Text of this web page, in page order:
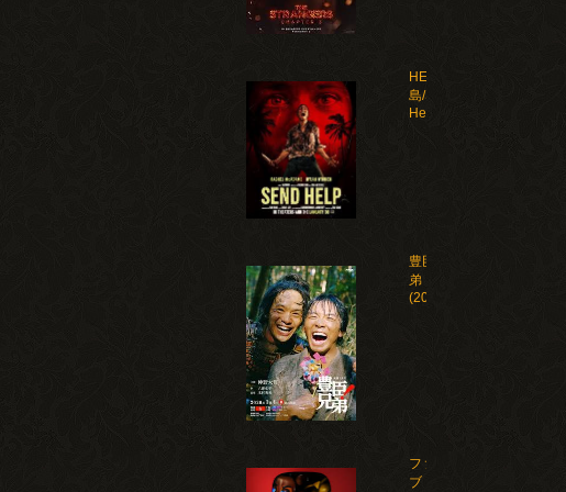
HELP 復讐
島/Send
Help(2026)
豊臣兄
弟！
(2026)
ファイ
ブ・ナ